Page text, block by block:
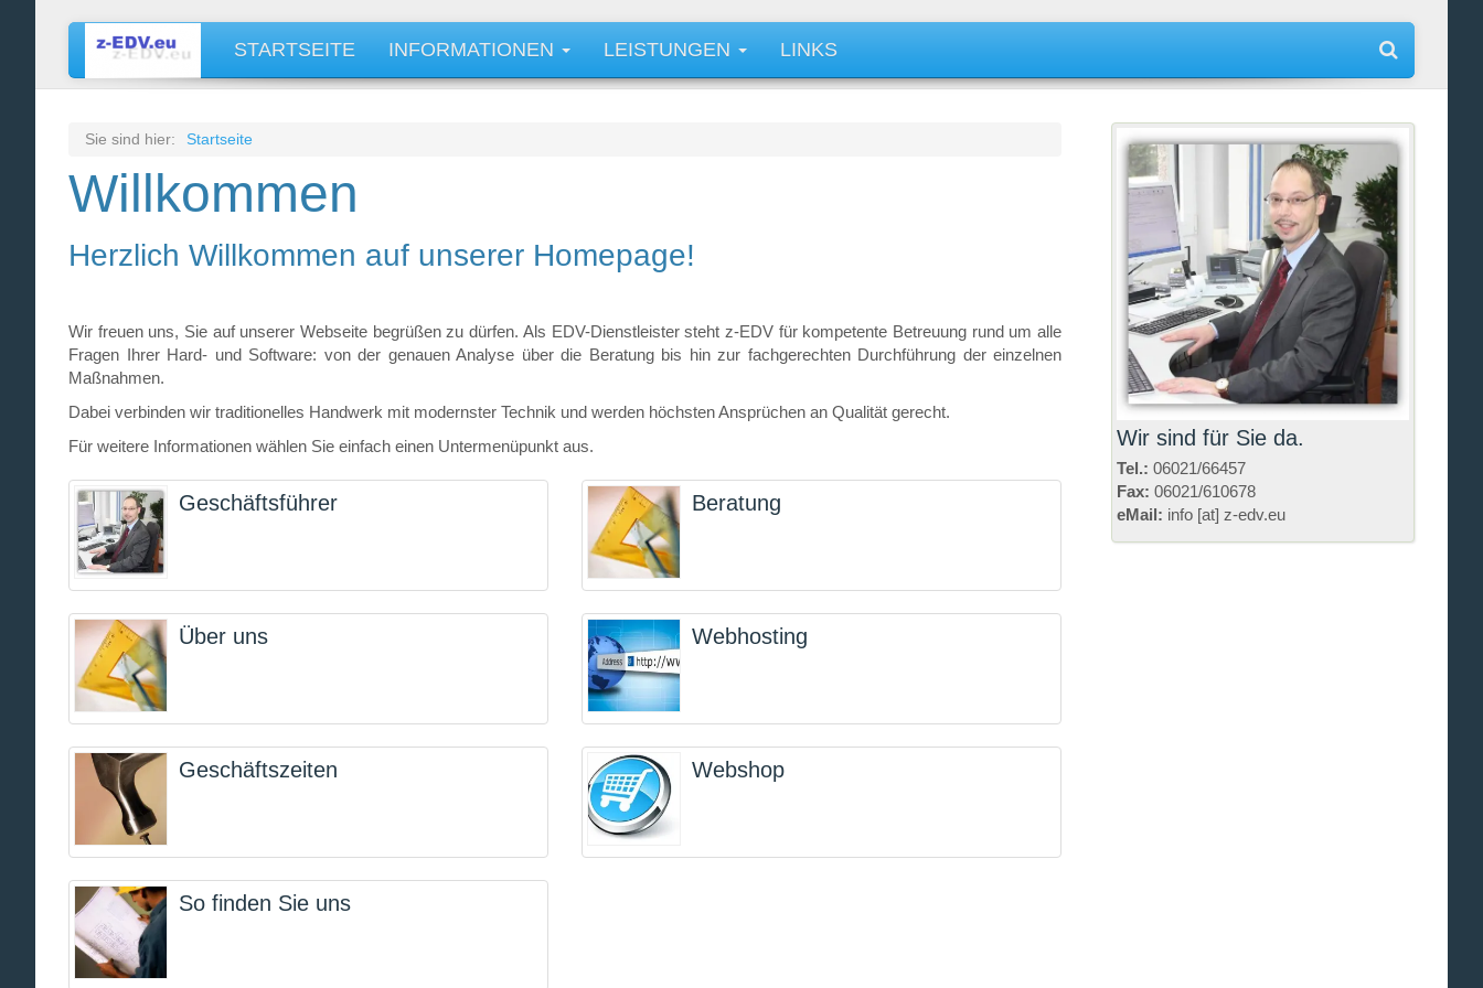
STARTSEITE INFORMATIONEN LEISTUNGEN LINKS
Sie sind hier: Startseite
Willkommen
Herzlich Willkommen auf unserer Homepage!
Wir freuen uns, Sie auf unserer Webseite begrüßen zu dürfen. Als EDV-Dienstleister steht z-EDV für kompetente Betreuung rund um alle
Fragen Ihrer Hard- und Software: von der genauen Analyse über die Beratung bis hin zur fachgerechten Durchführung der einzelnen
Maßnahmen.
Dabei verbinden wir traditionelles Handwerk mit modernster Technik und werden höchsten Ansprüchen an Qualität gerecht.
Für weitere Informationen wählen Sie einfach einen Untermenüpunkt aus.
Geschäftsführer
Über uns
Geschäftszeiten
So finden Sie uns
Beratung
Webhosting
Webshop
Wir sind für Sie da.
Tel.: 06021/66457
Fax: 06021/610678
eMail: info [at] z-edv.eu